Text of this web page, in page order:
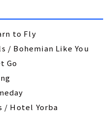
to Fly
/ Bohemian Like You
Go
/ Hotel Yorba